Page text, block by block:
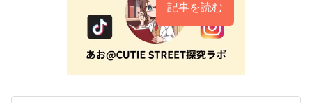
記事を読む